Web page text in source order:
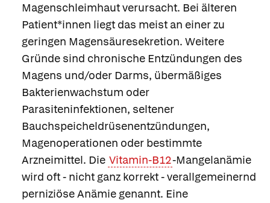
Magenschleimhaut verursacht. Bei älteren
Patient*innen liegt das meist an einer zu
geringen Magensäuresekretion. Weitere
Gründe sind chronische Entzündungen des
Magens und/oder Darms, übermäßiges
Bakterienwachstum oder
Parasiteninfektionen, seltener
Bauchspeicheldrüsenentzündungen,
Magenoperationen oder bestimmte
Arzneimittel. Die Vitamin-B12-Mangelanämie
wird oft - nicht ganz korrekt - verallgemeinernd
perniziöse Anämie genannt. Eine